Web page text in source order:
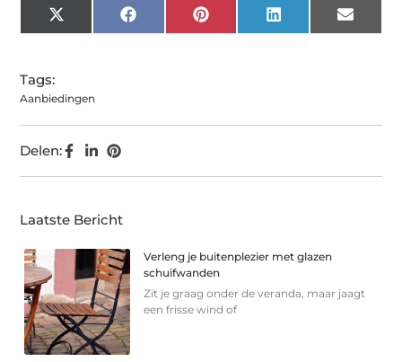
X
(Twitter)
Facebook Pinterest LinkedIn Email
Tags:
Aanbiedingen
Delen:
Laatste Bericht
Verleng je buitenplezier met glazen
schuifwanden
Zit je graag onder de veranda, maar jaagt
een frisse wind of